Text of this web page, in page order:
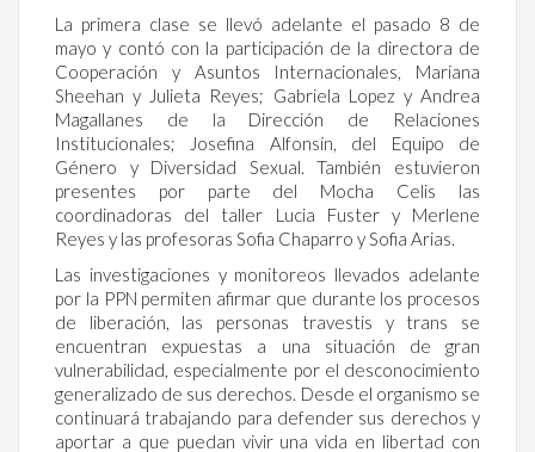
La primera clase se llevó adelante el pasado 8 de
mayo y contó con la participación de la directora de
Cooperación y Asuntos Internacionales, Mariana
Sheehan y Julieta Reyes; Gabriela Lopez y Andrea
Magallanes de la Dirección de Relaciones
Institucionales; Josefina Alfonsín, del Equipo de
Género y Diversidad Sexual. También estuvieron
presentes por parte del Mocha Celis las
coordinadoras del taller Lucia Fuster y Merlene
Reyes y las profesoras Sofia Chaparro y Sofia Arias.
Las investigaciones y monitoreos llevados adelante
por la PPN permiten afirmar que durante los procesos
de liberación, las personas travestis y trans se
encuentran expuestas a una situación de gran
vulnerabilidad, especialmente por el desconocimiento
generalizado de sus derechos. Desde el organismo se
continuará trabajando para defender sus derechos y
aportar a que puedan vivir una vida en libertad con